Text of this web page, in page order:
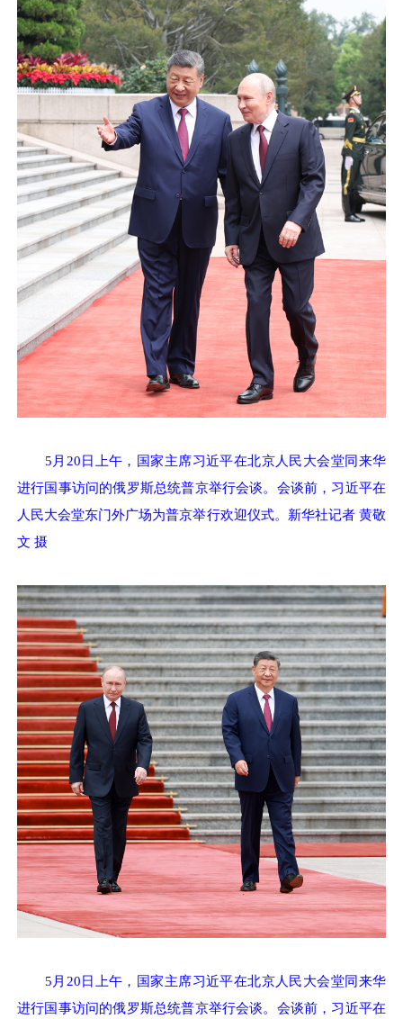
5月20日上午，国家主席习近平在北京人民大会堂同来华
进行国事访问的俄罗斯总统普京举行会谈。会谈前，习近平在
人民大会堂东门外广场为普京举行欢迎仪式。新华社记者 黄敬
文 摄
5月20日上午，国家主席习近平在北京人民大会堂同来华
进行国事访问的俄罗斯总统普京举行会谈。会谈前，习近平在